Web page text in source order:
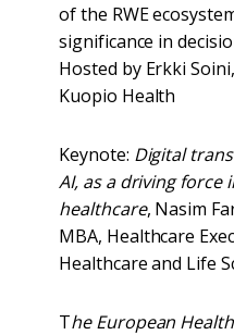
of the RWE
significance in
Hosted by Erkki
Kuopio Health
Keynote: Digital
AI, as a driving force
healthcare, Nasim
MBA, Healthcare
Healthcare and Life
The European